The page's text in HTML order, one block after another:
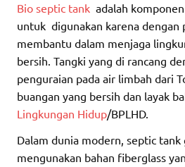
Bio septic tank adalah
untuk digunakan karena dengan
membantu dalam menjaga
bersih. Tangki yang di rancang
penguraian pada air limbah dari
buangan yang bersih dan layak
Lingkungan Hidup/BPLHD.
Dalam dunia modern, septic tank
mengunakan bahan fiberglass